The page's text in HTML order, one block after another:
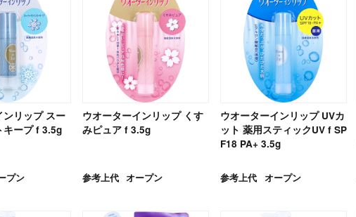
ンリップ スー
キープ f 3.5g
プン
ウオーターインリップ くす
みピュア f 3.5g
参考上代 オープン
ウオーターインリップ UVカ
ット 薬用スティックUV f SP
F18 PA+ 3.5g
参考上代 オープン